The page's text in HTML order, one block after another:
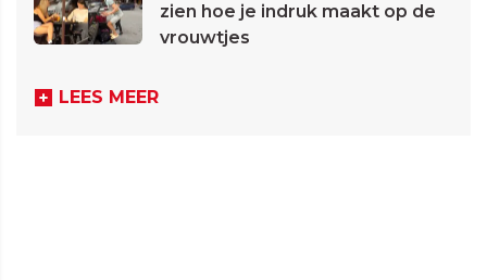
zien hoe je indruk maakt op de
vrouwtjes
LEES MEER